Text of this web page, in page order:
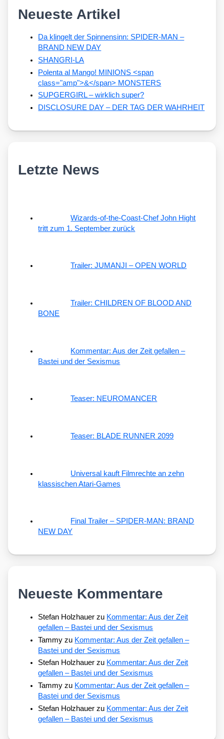
Neueste Artikel
Da klingelt der Spinnensinn: SPIDER-MAN –
BRAND NEW DAY
SHANGRI-LA
Polenta al Mango! MINIONS <span
class="amp">&</span> MONSTERS
SUPGERGIRL – wirklich super?
DISCLOSURE DAY – DER TAG DER WAHRHEIT
Letzte News
Wizards-of-the-Coast-Chef John Hight
tritt zum 1. September zurück
Trailer: JUMANJI – OPEN WORLD
Trailer: CHILDREN OF BLOOD AND
BONE
Kommentar: Aus der Zeit gefallen –
Bastei und der Sexismus
Teaser: NEUROMANCER
Teaser: BLADE RUNNER 2099
Universal kauft Filmrechte an zehn
klassischen Atari-Games
Final Trailer – SPIDER-MAN: BRAND
NEW DAY
Neueste Kommentare
Stefan Holzhauer zu Kommentar: Aus der Zeit
gefallen – Bastei und der Sexismus
Tammy zu Kommentar: Aus der Zeit gefallen –
Bastei und der Sexismus
Stefan Holzhauer zu Kommentar: Aus der Zeit
gefallen – Bastei und der Sexismus
Tammy zu Kommentar: Aus der Zeit gefallen –
Bastei und der Sexismus
Stefan Holzhauer zu Kommentar: Aus der Zeit
gefallen – Bastei und der Sexismus